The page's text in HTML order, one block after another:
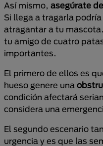
Así mismo, asegúrate
Si llega a tragarla
atragantar a tu
tu amigo de cuatro
importantes.
El primero de ellos es
hueso genere una
condición afectará
considera una
El segundo escenario
urgencia y es que las